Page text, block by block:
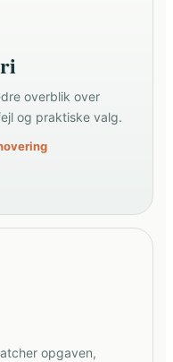
overblik over
og praktiske valg.
opgaven,